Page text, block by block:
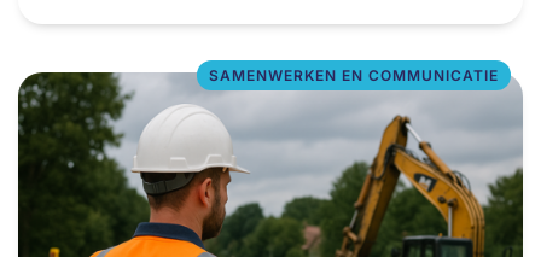
op
de
productpagina
SAMENWERKEN EN COMMUNICATIE